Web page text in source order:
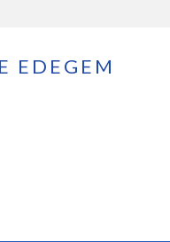
EDEGEM